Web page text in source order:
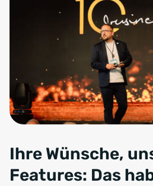
Ihre Wünsche,
Features: Das